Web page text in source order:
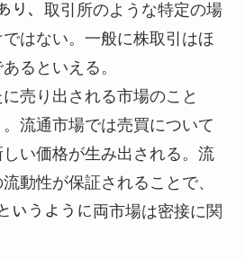
り、取引所のような特定の場
はない。一般に株取引はほ
るといえる。
売り出される市場のこと
流通市場では売買について
い価格が生み出される。流
動性が保証されることで、
いうように両市場は密接に関